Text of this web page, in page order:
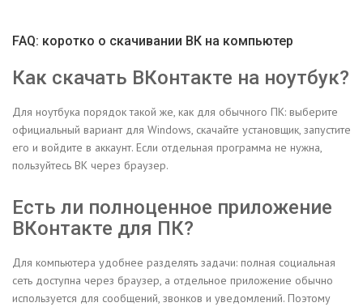
FAQ: коротко о скачивании ВК на компьютер
Как скачать ВКонтакте на ноутбук?
Для ноутбука порядок такой же, как для обычного ПК: выберите
официальный вариант для Windows, скачайте установщик, запустите
его и войдите в аккаунт. Если отдельная программа не нужна,
пользуйтесь ВК через браузер.
Есть ли полноценное приложение
ВКонтакте для ПК?
Для компьютера удобнее разделять задачи: полная социальная
сеть доступна через браузер, а отдельное приложение обычно
используется для сообщений, звонков и уведомлений. Поэтому